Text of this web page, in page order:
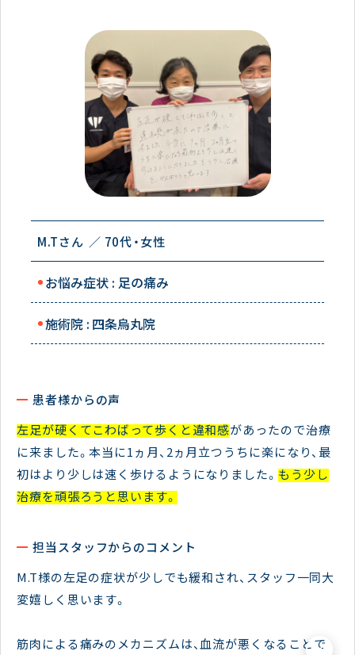
M.Tさん 70代 女性
お悩み症状 : 足の痛み
施術院 : 四条烏丸院
患者様からの声
左足が硬くてこわばって歩くと違和感があったので治療
に来ました。本当に1ヵ月、2ヵ月立つうちに楽になり、最
初はより少しは速く歩けるようになりました。 もう少し
治療を頑張ろうと思います。
担当スタッフからのコメント
M.T様の左足の症状が少しでも緩和され、スタッフ一同大
変嬉しく思います。
筋肉による痛みのメカニズムは、血流が悪くなることで
×